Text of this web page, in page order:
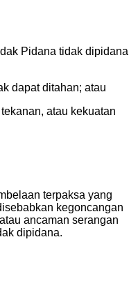
Pidana tidak dipidana
dapat ditahan; atau
atau kekuatan
terpaksa yang
kegoncangan
ancaman serangan
dipidana.